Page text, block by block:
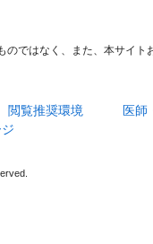
ではなく、また、本サイ
閲覧推奨環境
医師